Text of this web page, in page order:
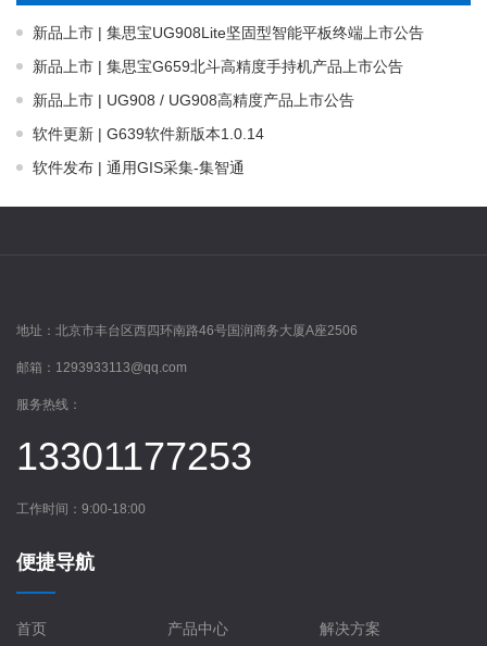
新品上市 | 集思宝UG908Lite坚固型智能平板终端上市公告
新品上市 | 集思宝G659北斗高精度手持机产品上市公告
新品上市 | UG908 / UG908高精度产品上市公告
软件更新 | G639软件新版本1.0.14
软件发布 | 通用GIS采集-集智通
地址： 北京市丰台区西四环南路46号国润商务大厦A座2506
邮箱： 1293933113@qq.com
服务热线：
13301177253
工作时间：9:00-18:00
便捷导航
首页 产品中心 解决方案